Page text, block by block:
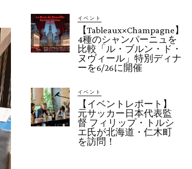
イベント
【Tableaux×Champagne】
4種のシャンパーニュを
比較「ル・ブルン・ド・
ヌヴィール」特別ディナ
ーを6/26に開催
イベント
【イベントレポート】
元サッカー日本代表監
督 フィリップ・トルシ
エ氏が北海道・仁木町
を訪問！